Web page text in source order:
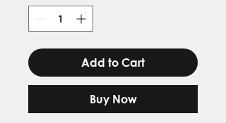
Add to Cart
Buy Now